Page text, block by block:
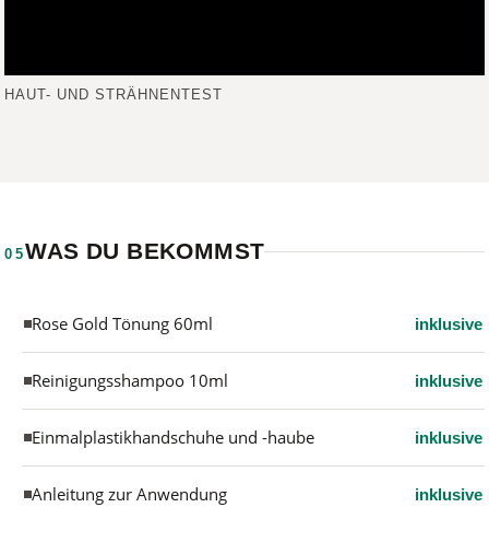
HAUT- UND STRÄHNENTEST
05WAS DU BEKOMMST
Rose Gold Tönung 60ml inklusive
Reinigungsshampoo 10ml inklusive
Einmalplastikhandschuhe und -haube inklusive
Anleitung zur Anwendung inklusive